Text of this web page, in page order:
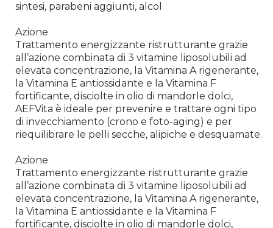
sintesi, parabeni aggiunti, alcol
Azione
Trattamento energizzante ristrutturante grazie
all’azione combinata di 3 vitamine liposolubili ad
elevata concentrazione, la Vitamina A rigenerante,
la Vitamina E antiossidante e la Vitamina F
fortificante, disciolte in olio di mandorle dolci,
AEFVita è ideale per prevenire e trattare ogni tipo
di invecchiamento (crono e foto-aging) e per
riequilibrare le pelli secche, alipiche e desquamate.
Azione
Trattamento energizzante ristrutturante grazie
all’azione combinata di 3 vitamine liposolubili ad
elevata concentrazione, la Vitamina A rigenerante,
la Vitamina E antiossidante e la Vitamina F
fortificante, disciolte in olio di mandorle dolci,